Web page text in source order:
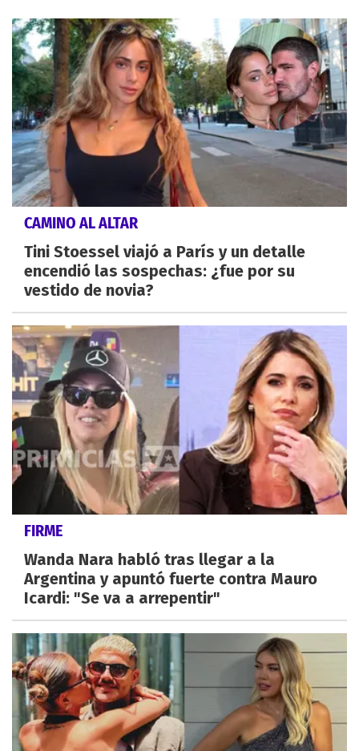
CAMINO AL ALTAR
Tini Stoessel viajó a París y un detalle
encendió las sospechas: ¿fue por su
vestido de novia?
FIRME
Wanda Nara habló tras llegar a la
Argentina y apuntó fuerte contra Mauro
Icardi: "Se va a arrepentir"